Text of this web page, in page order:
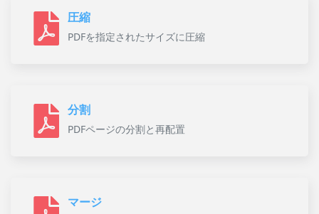
圧縮
PDFを指定されたサイズに圧縮
分割
PDFページの分割と再配置
マージ